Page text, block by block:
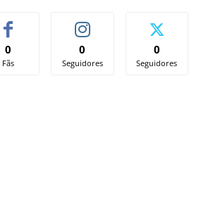
0
Fãs
0
Seguidores
0
Seguidores